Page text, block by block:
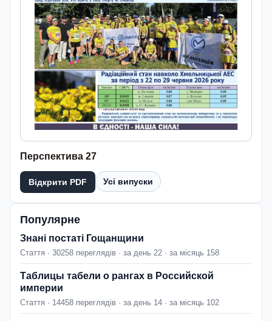
Перспектива 27
Відкрити PDF Усі випуски
Популярне
Знані постаті Гощанщини
Стаття · 30258 переглядів · за день 22 · за місяць 158
Таблицы табели о рангах в Российской
империи
Стаття · 14458 переглядів · за день 14 · за місяць 102